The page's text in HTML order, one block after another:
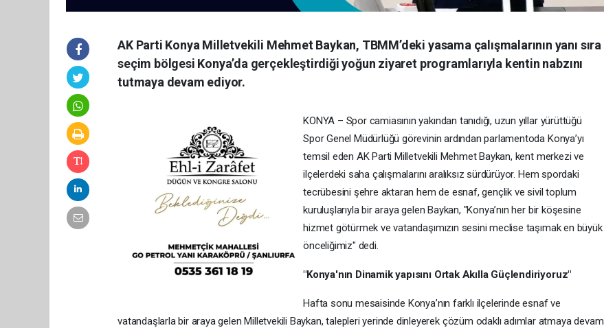
AK Parti Konya Milletvekili Mehmet Baykan, TBMM’deki yasama çalışmalarının yanı sıra
seçim bölgesi Konya’da gerçekleştirdiği yoğun ziyaret programlarıyla kentin nabzını
tutmaya devam ediyor.
KONYA – Spor camiasının yakından tanıdığı, uzun yıllar yürüttüğü
Spor Genel Müdürlüğü görevinin ardından parlamentoda Konya’yı
temsil eden AK Parti Milletvekili Mehmet Baykan, kent merkezi ve
ilçelerdeki saha çalışmalarını aralıksız sürdürüyor. Hem spordaki
tecrübesini şehre aktaran hem de esnaf, gençlik ve sivil toplum
kuruluşlarıyla bir araya gelen Baykan, "Konya’nın her bir köşesine
hizmet götürmek ve vatandaşımızın sesini meclise taşımak en büyük
önceliğimiz" dedi.
"Konya'nın Dinamik yapısını Ortak Akılla Güçlendiriyoruz"
Hafta sonu mesaisinde Konya’nın farklı ilçelerinde esnaf ve
vatandaşlarla bir araya gelen Milletvekili Baykan, talepleri yerinde dinleyerek çözüm odaklı adımlar atmaya devam